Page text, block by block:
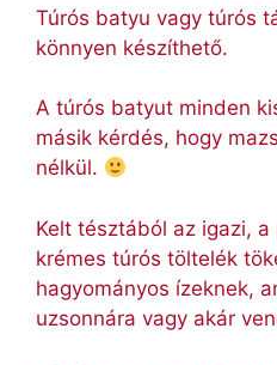
Túrós batyu vagy túrós
könnyen készíthető.
A túrós batyut minden
másik kérdés, hogy
nélkül.
Kelt tésztából az igazi,
krémes túrós töltelék
hagyományos ízeknek,
uzsonnára vagy akár